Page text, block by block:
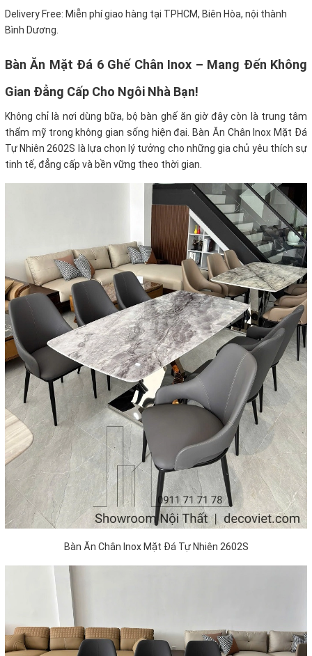
Delivery Free: Miễn phí giao hàng tại TPHCM, Biên Hòa, nội thành
Bình Dương.
Bàn Ăn Mặt Đá 6 Ghế Chân Inox – Mang Đến Không
Gian Đẳng Cấp Cho Ngôi Nhà Bạn!
Không chỉ là nơi dùng bữa, bộ bàn ghế ăn giờ đây còn là trung tâm
thẩm mỹ trong không gian sống hiện đại. Bàn Ăn Chân Inox Mặt Đá
Tự Nhiên 2602S là lựa chọn lý tưởng cho những gia chủ yêu thích sự
tinh tế, đẳng cấp và bền vững theo thời gian.
Bàn Ăn Chân Inox Mặt Đá Tự Nhiên 2602S